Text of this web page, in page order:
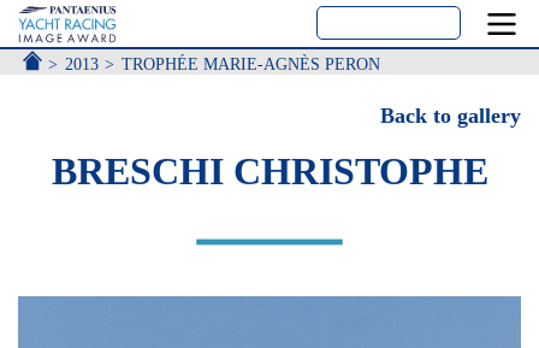
ACCUEIL
2013 TROPHÉE MARIE-AGNÈS PERON
Back to gallery
BRESCHI CHRISTOPHE